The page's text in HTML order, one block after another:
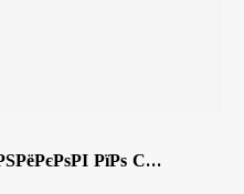
РїРѕ С…